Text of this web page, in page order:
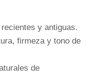
y antiguas.
firmeza y tono de
de